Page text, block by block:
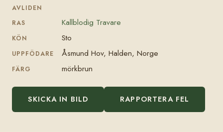
AVLIDEN
RAS
Kallblodig Travare
KÖN Sto
UPPFÖDARE Åsmund Hov, Halden, Norge
FÄRG mörkbrun
SKICKA IN BILD RAPPORTERA FEL